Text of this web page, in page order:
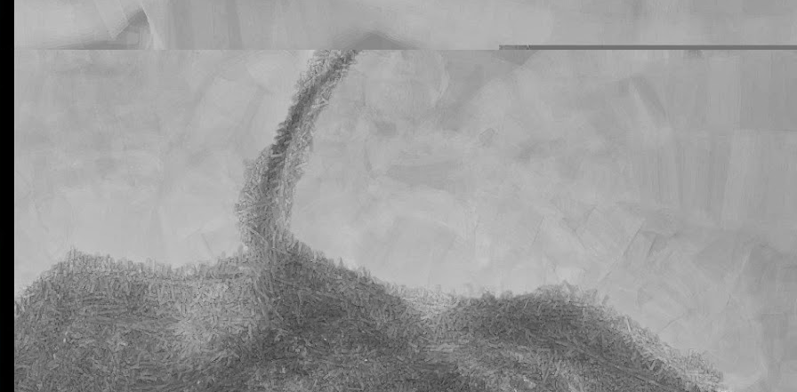
de que vuestros hijos están siendo muy inconsistentes con los deberes que les mando
Science. He hablado de este tema con la tutora y me dice que no es un problema que yo
supongo que ya habréis recibido advertencias de este tipo antes.
mí me preocupa es que en estas dos clases tengo a 20 y 18 alumnos que han dejado de
menos una vez. En ciertos casos, los días en los que han venido con sus deberes en blanco
¡Y estamos todavía en pleno octubre! No quiero ni imaginarme a cuánto llegará la cuenta
ni estoy dispuesto a aceptar que esta situación se prolongue en el tiempo. Y quiero creer
que advertir muy seriamente sobre las nefastas consecuencias que sobre la calificación
les he advertido (otra vez) que la dificultad de esta segunda unidad es muy superior a
pues, para no traer los deberes hechos.
de vuestros hijos, donde deberían aparecer reflejados los días exactos en los que han
deberes sin hacer. Me temo que alguno se va a sorprender. Y mucho.
Publicado23rd October 2018porLa otra tutoría de Javier